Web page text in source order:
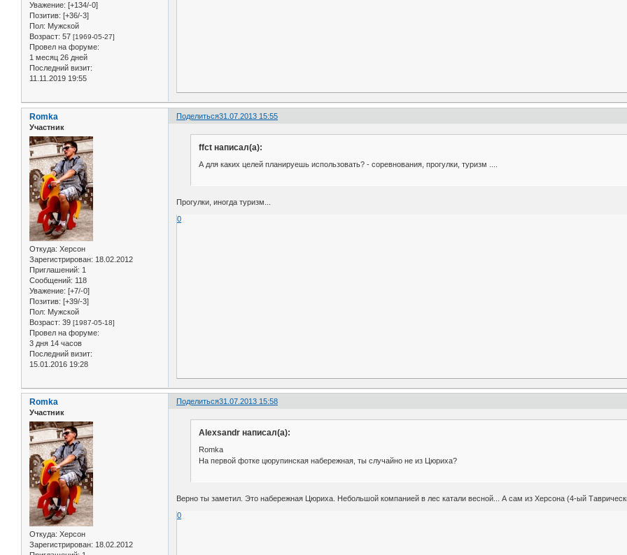
Уважение: [+134/-0]
Позитив: [+36/-3]
Пол: Мужской
Возраст: 57 [1969-05-27]
Провел на форуме:
1 месяц 26 дней
Последний визит:
11.11.2019 19:55
Поделиться31.07.2013 15:55
Romka
Участник
Откуда: Херсон
Зарегистрирован: 18.02.2012
Приглашений: 1
Сообщений: 118
Уважение: [+7/-0]
Позитив: [+39/-3]
Пол: Мужской
Возраст: 39 [1987-05-18]
Провел на форуме:
3 дня 14 часов
Последний визит:
15.01.2016 19:28
ffct написал(а):
А для каких целей планируешь использовать? - соревнования, прогулки, туризм ....
Прогулки, иногда туризм...
0
Поделиться31.07.2013 15:58
Romka
Участник
Откуда: Херсон
Зарегистрирован: 18.02.2012
Alexsandr написал(а):
Romka
На первой фотке цюрупинская набережная, ты случайно не из Цюриха?
Верно ты заметил. Это набережная Цюриха. Небольшой компанией в лес катали весной... А сам из Херсона (4-ый
0